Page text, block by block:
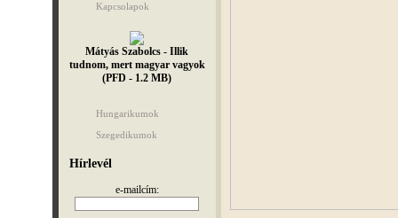
Kapcsolapok
Mátyás Szabolcs - Illik
tudnom, mert magyar vagyok
(PFD - 1.2 MB)
Hungarikumok
Szegedikumok
Hírlevél
e-mailcím: